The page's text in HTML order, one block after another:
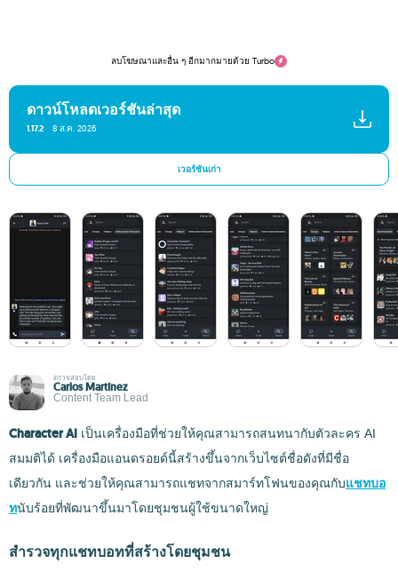
ลบโฆษณาและอื่น ๆ อีกมากมายด้วย Turbo
ดาวน์โหลดเวอร์ชันล่าสุด
1.17.2 8 ส.ค. 2026
เวอร์ชันเก่า
ตรวจสอบโดย
Carlos Martínez
Content Team Lead
Character AI เป็นเครื่องมือที่ช่วยให้คุณสามารถสนทนากับตัวละคร AI
สมมติได้ เครื่องมือแอนดรอยด์นี้สร้างขึ้นจากเว็บไซต์ชื่อดังที่มีชื่อ
เดียวกัน และช่วยให้คุณสามารถแชทจากสมาร์ทโฟนของคุณกับแชทบอ
ทนับร้อยที่พัฒนาขึ้นมาโดยชุมชนผู้ใช้ขนาดใหญ่
สำรวจทุกแชทบอทที่สร้างโดยชุมชน